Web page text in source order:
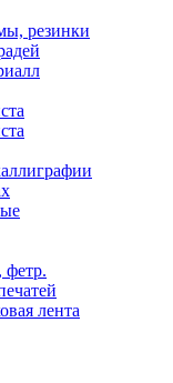
резинки
фетр.
лента